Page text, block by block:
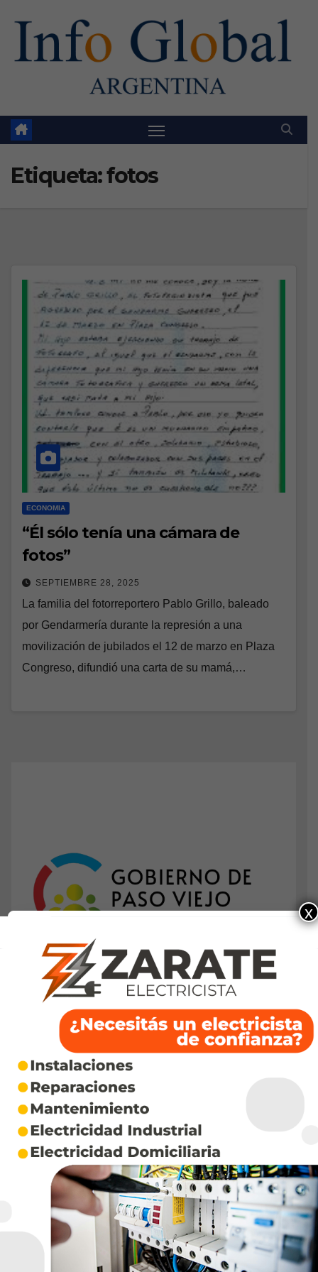
Etiqueta:fotos
ECONOMIA
“Él sólo tenía una cámara de
fotos”
SEPTIEMBRE 28, 2025
La familia del fotorreportero Pablo Grillo, baleado
por Gendarmería durante la represión a una
movilización de jubilados el 12 de marzo en Plaza
Congreso, difundió una carta de su mamá,…
x